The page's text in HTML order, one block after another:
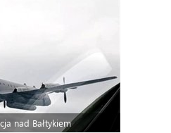
nad Bałtykiem